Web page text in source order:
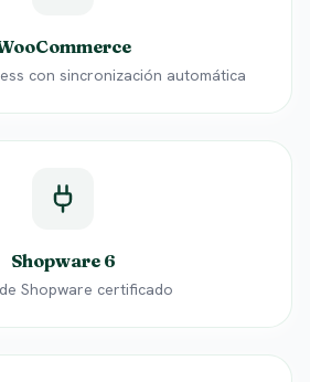
con sincronización automática
Shopware 6
Shopware certificado